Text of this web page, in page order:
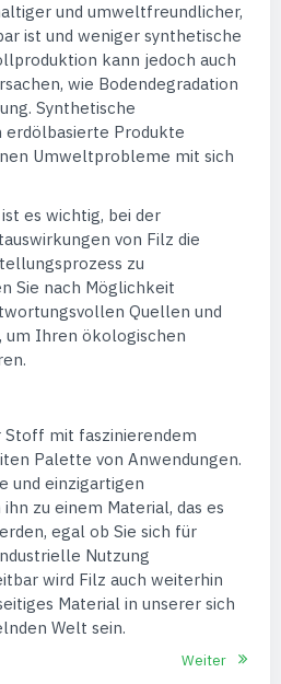
und umweltfreundlicher,
ist und weniger synthetische
kann jedoch auch
wie Bodendegradation
Synthetische
Produkte
Umweltprobleme mit sich
es wichtig, bei der
von Filz die
zu
Sie nach Möglichkeit
Quellen und
Ihren ökologischen
Stoff mit faszinierendem
Palette von Anwendungen.
und einzigartigen
zu einem Material, das es
egal ob Sie sich für
Nutzung
wird Filz auch weiterhin
Material in unserer sich
Welt sein.
Weiter